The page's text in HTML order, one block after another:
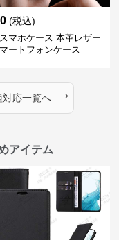
(税込)
マホケース 本革レザー
ートフォンケース
対応一覧へ ›
アイテム